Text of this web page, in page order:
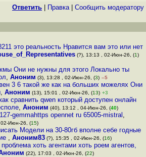
Ответить Правка| Cообщить модератору
это реальность Нравится вам это или нет
(?), 13:13 , 02-Июн-26, (1)
Они не нужны для этого Локально ты
, Аноним (3), 13:28 , 02-Июн-26, (3) –5
3 6 такой же как на больших можелях Они
, Аноним (13), 15:01 , 02-Июн-26, (13) +3
сравнить qwen который доступен онлайн
,Аноним (40), 13:12 , 04-Июн-26, (40)
gemmahttps opennet ru 65005-mistral ,
Июн-26, (15)
Модели на 30-80гб вполне себе годные
, Аноним83(?), 15:35 , 02-Июн-26, (16)
хоть агентами хоть роем агентов,
(22), 17:03 , 02-Июн-26, (22)